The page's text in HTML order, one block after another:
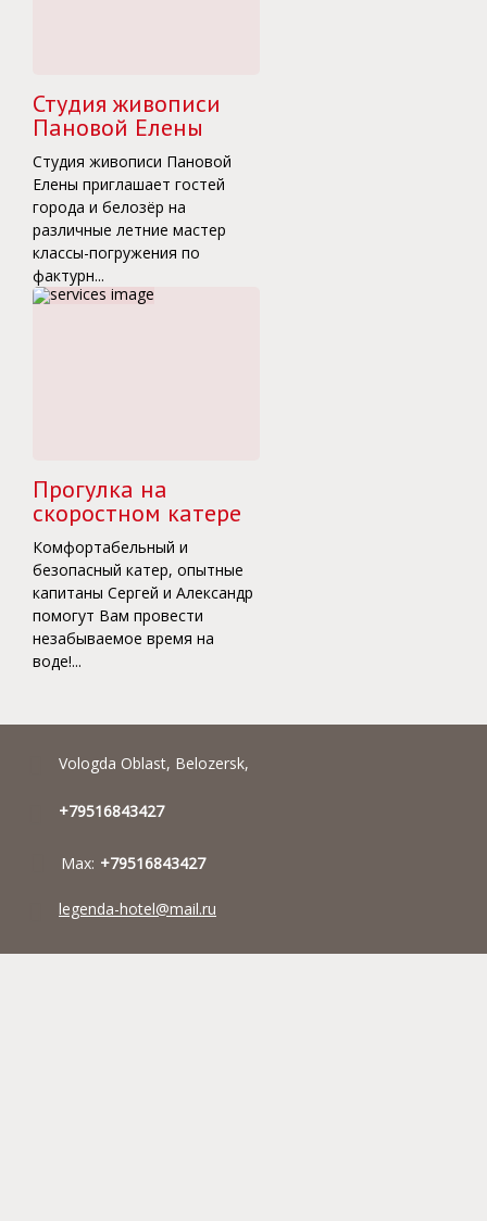
Студия живописи
Пановой Елены
Студия живописи Пановой
Елены приглашает гостей
города и белозёр на
различные летние мастер
классы-погружения по
фактурн...
Прогулка на
скоростном катере
Комфортабельный и
безопасный катер, опытные
капитаны Сергей и Александр
помогут Вам провести
незабываемое время на
воде!...
Vologda Oblast, Belozersk,
+79516843427
Max: +79516843427
legenda-hotel@mail.ru